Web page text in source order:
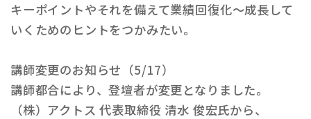
キーポイントやそれを備えて業績回復化～成長して
いくためのヒントをつかみたい。
講師変更のお知らせ（5/17）
講師都合により、登壇者が変更となりました。
（株）アクトス 代表取締役 清水 俊宏氏から、